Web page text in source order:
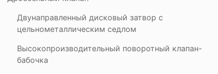
Двунаправленный дисковый затвор с
цельнометаллическим седлом
Высокопроизводительный поворотный клапан-
бабочка